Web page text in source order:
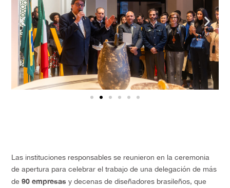
Las instituciones responsables se reunieron en la ceremonia
de apertura para celebrar el trabajo de una delegación de más
de 90 empresas y decenas de diseñadores brasileños, que